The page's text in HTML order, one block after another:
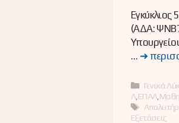
(ΑΔΑ:
… ➜
Γενικά
Λ ΕΠΑΛ
Ετικέτες
Εξετάσεις